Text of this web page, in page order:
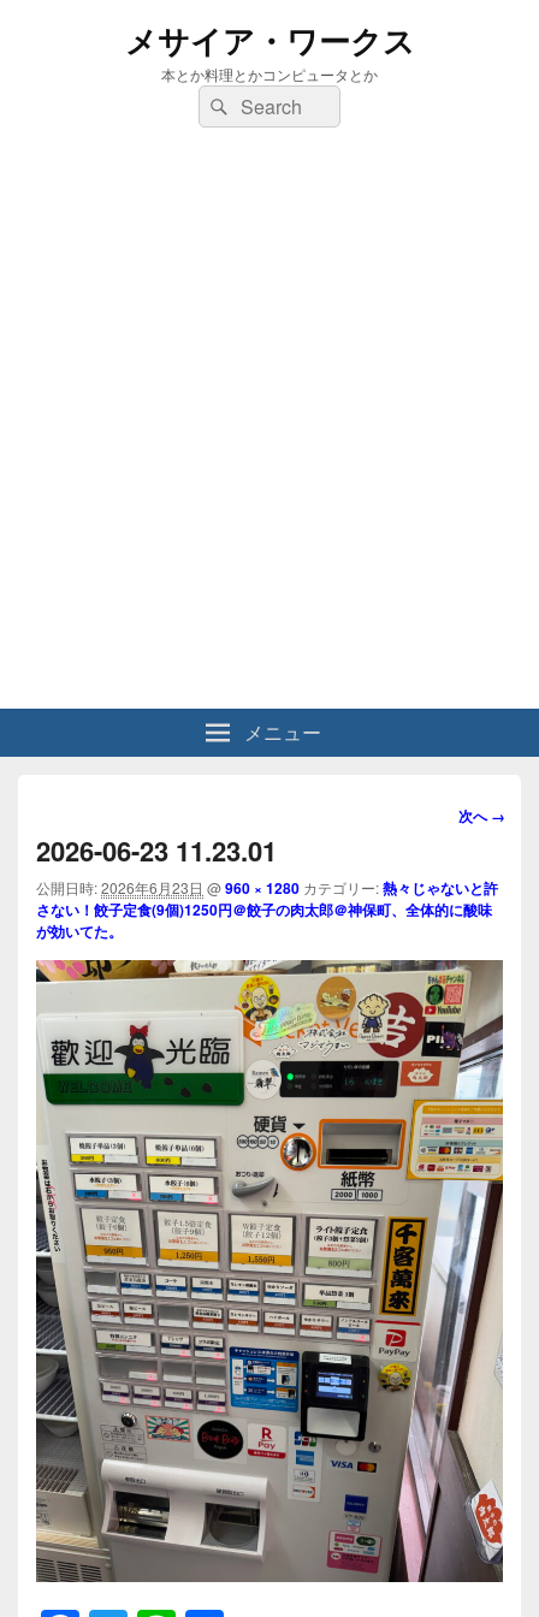
メサイア・ワークス
本とか料理とかコンピュータとか
検
索:
検
索
メニュー
画
ビ
ゲ
シ
ョ
ン
次へ →
2026-06-23 11.23.01
公開日時:2026年6月23日 @960 × 1280 カテゴリー:熱々じゃないと許
さない！餃子定食(9個)1250円＠餃子の肉太郎＠神保町、全体的に酸味
が効いてた。